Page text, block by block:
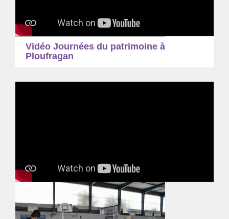
Vidéo Journées du patrimoine à
Ploufragan